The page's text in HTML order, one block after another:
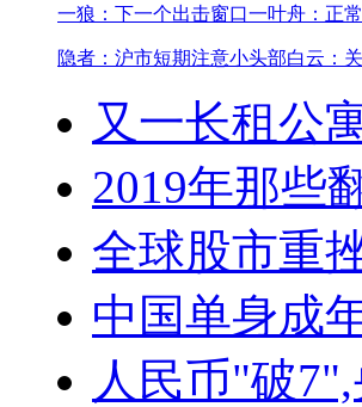
一狼：下一个出击窗口一叶舟：正
隐者：沪市短期注意小头部白云：
又一长租公
2019年那些
全球股市重
中国单身成
人民币"破